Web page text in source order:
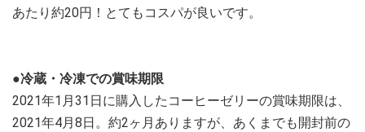
あたり約20円！とてもコスパが良いです。
●冷蔵・冷凍での賞味期限
2021年1月31日に購入したコーヒーゼリーの賞味期限は、
2021年4月8日。約2ヶ月ありますが、あくまでも開封前の